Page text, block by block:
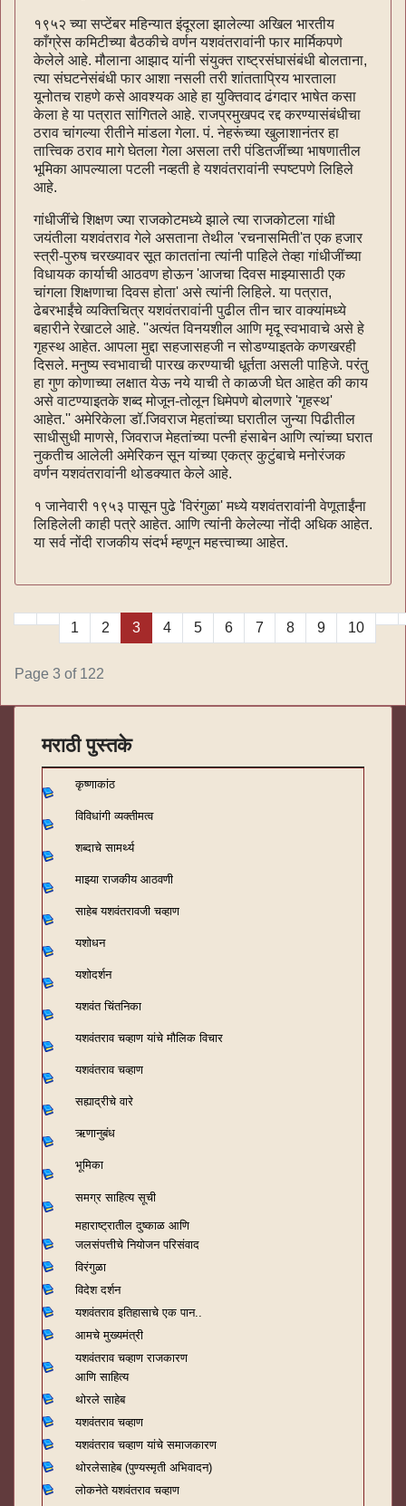
१९५२ च्या सप्टेंबर महिन्यात इंदूरला झालेल्या अखिल भारतीय
काँग्रेस कमिटीच्या बैठकीचे वर्णन यशवंतरावांनी फार मार्मिकपणे
केलेले आहे. मौलाना आझाद यांनी संयुक्त राष्ट्रसंघासंबंधी बोलताना,
त्या संघटनेसंबंधी फार आशा नसली तरी शांतताप्रिय भारताला
यूनोतच राहणे कसे आवश्यक आहे हा युक्तिवाद ढंगदार भाषेत कसा
केला हे या पत्रात सांगितले आहे. राजप्रमुखपद रद्द करण्यासंबंधीचा
ठराव चांगल्या रीतीने मांडला गेला. पं. नेहरूंच्या खुलाशानंतर हा
तात्त्विक ठराव मागे घेतला गेला असला तरी पंडितजींच्या भाषणातील
भूमिका आपल्याला पटली नव्हती हे यशवंतरावांनी स्पष्टपणे लिहिले
आहे.
गांधीजींचे शिक्षण ज्या राजकोटमध्ये झाले त्या राजकोटला गांधी
जयंतीला यशवंतराव गेले असताना तेथील 'रचनासमिती'त एक हजार
स्त्री-पुरुष चरख्यावर सूत काततांना त्यांनी पाहिले तेव्हा गांधीजींच्या
विधायक कार्याची आठवण होऊन 'आजचा दिवस माझ्यासाठी एक
चांगला शिक्षणाचा दिवस होता' असे त्यांनी लिहिले. या पत्रात,
ढेबरभाईंचे व्यक्तिचित्र यशवंतरावांनी पुढील तीन चार वाक्यांमध्ये
बहारीने रेखाटले आहे. ''अत्यंत विनयशील आणि मृदू स्वभावाचे असे हे
गृहस्थ आहेत. आपला मुद्दा सहजासहजी न सोडण्याइतके कणखरही
दिसले. मनुष्य स्वभावाची पारख करण्याची धूर्तता असली पाहिजे. परंतु
हा गुण कोणाच्या लक्षात येऊ नये याची ते काळजी घेत आहेत की काय
असे वाटण्याइतके शब्द मोजून-तोलून धिमेपणे बोलणारे 'गृहस्थ'
आहेत.'' अमेरिकेला डॉ.जिवराज मेहतांच्या घरातील जुन्या पिढीतील
साधीसुधी माणसे, जिवराज मेहतांच्या पत्नी हंसाबेन आणि त्यांच्या घरात
नुकतीच आलेली अमेरिकन सून यांच्या एकत्र कुटुंबाचे मनोरंजक
वर्णन यशवंतरावांनी थोडक्यात केले आहे.
१ जानेवारी १९५३ पासून पुढे 'विरंगुळा' मध्ये यशवंतरावांनी वेणूताईंना
लिहिलेली काही पत्रे आहेत. आणि त्यांनी केलेल्या नोंदी अधिक आहेत.
या सर्व नोंदी राजकीय संदर्भ म्हणून महत्त्वाच्या आहेत.
1 2 3 4 5 6 7 8 9 10
Page 3 of 122
मराठी पुस्तके
कृष्णाकांठ
विविधांगी व्यक्तीमत्व
शब्दाचे सामर्थ्य
माझ्या राजकीय आठवणी
साहेब यशवंतरावजी चव्हाण
यशोधन
यशोदर्शन
यशवंत चिंतनिका
यशवंतराव चव्हाण यांचे मौलिक विचार
यशवंतराव चव्हाण
सह्याद्रीचे वारे
ऋणानुबंध
भूमिका
समग्र साहित्य सूची
महाराष्ट्रातील दुष्काळ आणि
जलसंपत्तीचे नियोजन परिसंवाद
विरंगुळा
विदेश दर्शन
यशवंतराव इतिहासाचे एक पान..
आमचे मुख्यमंत्री
यशवंतराव चव्हाण राजकारण
आणि साहित्य
थोरले साहेब
यशवंतराव चव्हाण
यशवंतराव चव्हाण यांचे समाजकारण
थोरलेसाहेब (पुण्यस्मृती अभिवादन)
लोकनेते यशवंतराव चव्हाण